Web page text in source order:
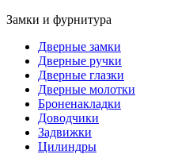
Замки и фурнитура
Дверные замки
Дверные ручки
Дверные глазки
Дверные молотки
Броненакладки
Доводчики
Задвижки
Цилиндры